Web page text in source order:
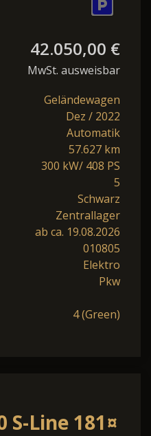
42.050,00 €
MwSt. ausweisbar
Geländewagen
Dez / 2022
Automatik
57.627 km
300 kW/ 408 PS
5
Schwarz
Zentrallager
ab ca. 19.08.2026
010805
Elektro
Pkw
4 (Green)
S-Line 181¤